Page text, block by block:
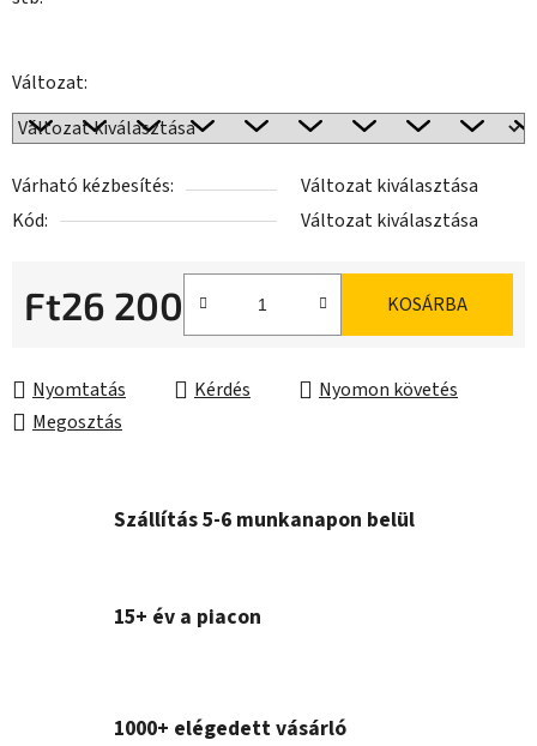
Változat:
Várható kézbesítés:
Változat kiválasztása
Kód:
Változat kiválasztása
Ft26 200 KOSÁRBA
Nyomtatás Kérdés
Nyomon követés
Megosztás
Szállítás 5-6 munkanapon belül
15+ év a piacon
1000+ elégedett vásárló